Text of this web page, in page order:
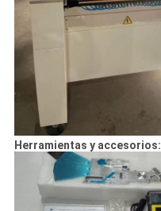
Herramientas y accesorios: